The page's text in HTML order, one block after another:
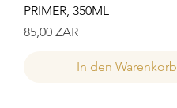
PRIMER, 350ML
Preis
85,00 ZAR
In den Warenkorb